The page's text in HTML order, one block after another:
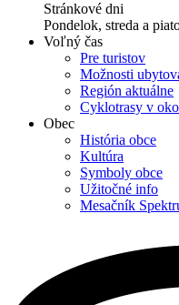
Stránkové dni
Pondelok, streda a
Voľný čas
Pre turistov
Možnosti
Región aktuálne
Cyklotrasy v
Obec
História obce
Kultúra
Symboly obce
Užitočné info
Mesačník